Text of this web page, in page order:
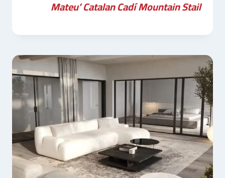
Mateu’ Catalan Cadí Mountain Stail